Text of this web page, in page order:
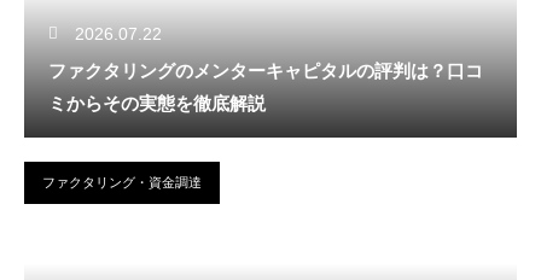
2026.07.22
ファクタリングのメンターキャピタルの評判は？口コ
ミからその実態を徹底解説
ファクタリング・資金調達